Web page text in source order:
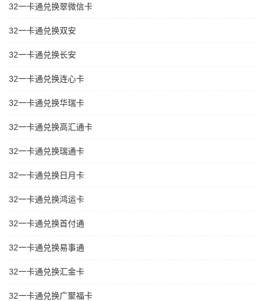
32一卡通兑换翠微信卡
32一卡通兑换双安
32一卡通兑换长安
32一卡通兑换连心卡
32一卡通兑换华瑞卡
32一卡通兑换高汇通卡
32一卡通兑换瑞通卡
32一卡通兑换日月卡
32一卡通兑换鸿运卡
32一卡通兑换首付通
32一卡通兑换易事通
32一卡通兑换汇金卡
32一卡通兑换广聚福卡